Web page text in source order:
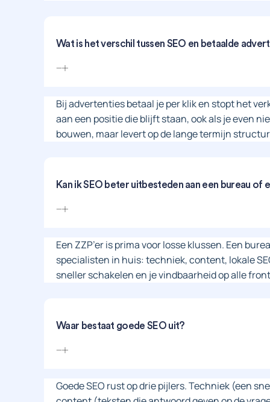
Wat is het verschil tussen SEO en betaalde
Bij advertenties betaal je per klik en stopt het
aan een positie die blijft staan, ook als je even
bouwen, maar levert op de lange termijn
Kan ik SEO beter uitbesteden aan een bureau of
Een ZZP’er is prima voor losse klussen. Een
specialisten in huis: techniek, content, lokale
sneller schakelen en je vindbaarheid op alle
Waar bestaat goede SEO uit?
Goede SEO rust op drie pijlers. Techniek (een